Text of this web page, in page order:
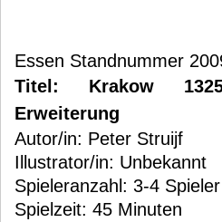
Essen Standnummer
Titel: Krakow
Erweiterung
Autor/in: Peter Struijf
Illustrator/in: Unbekannt
Spieleranzahl: 3-4 Spieler
Spielzeit: 45 Minuten